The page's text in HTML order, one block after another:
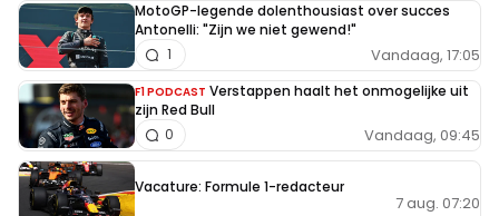
MotoGP-legende dolenthousiast over succes
Antonelli: "Zijn we niet gewend!"
Vandaag, 17:05
1
F1 PODCAST Verstappen haalt het onmogelijke uit
zijn Red Bull
Vandaag, 09:45
0
Vacature: Formule 1-redacteur
7 aug. 07:20